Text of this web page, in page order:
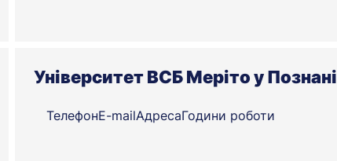
Університет ВСБ Меріто у Познані
ТелефонE-mailАдресаГодини роботи